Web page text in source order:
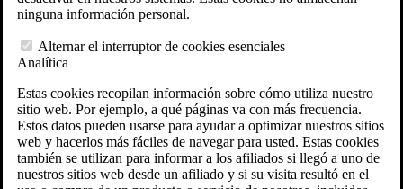
ninguna información personal.
Alternar el interruptor de cookies esenciales
Analítica
Estas cookies recopilan información sobre cómo utiliza nuestro
sitio web. Por ejemplo, a qué páginas va con más frecuencia.
Estos datos pueden usarse para ayudar a optimizar nuestros sitios
web y hacerlos más fáciles de navegar para usted. Estas cookies
también se utilizan para informar a los afiliados si llegó a uno de
nuestros sitios web desde un afiliado y si su visita resultó en el
Preguntas frecuentes
Calculadora de discapacidad del VA
recursos del VA
Ubicaciones de fosas de incineración militares
Localizaciones del Agente Naranja
Generador de reclamaciones VA
Evaluación Gratuita del Caso
Ley ERISA